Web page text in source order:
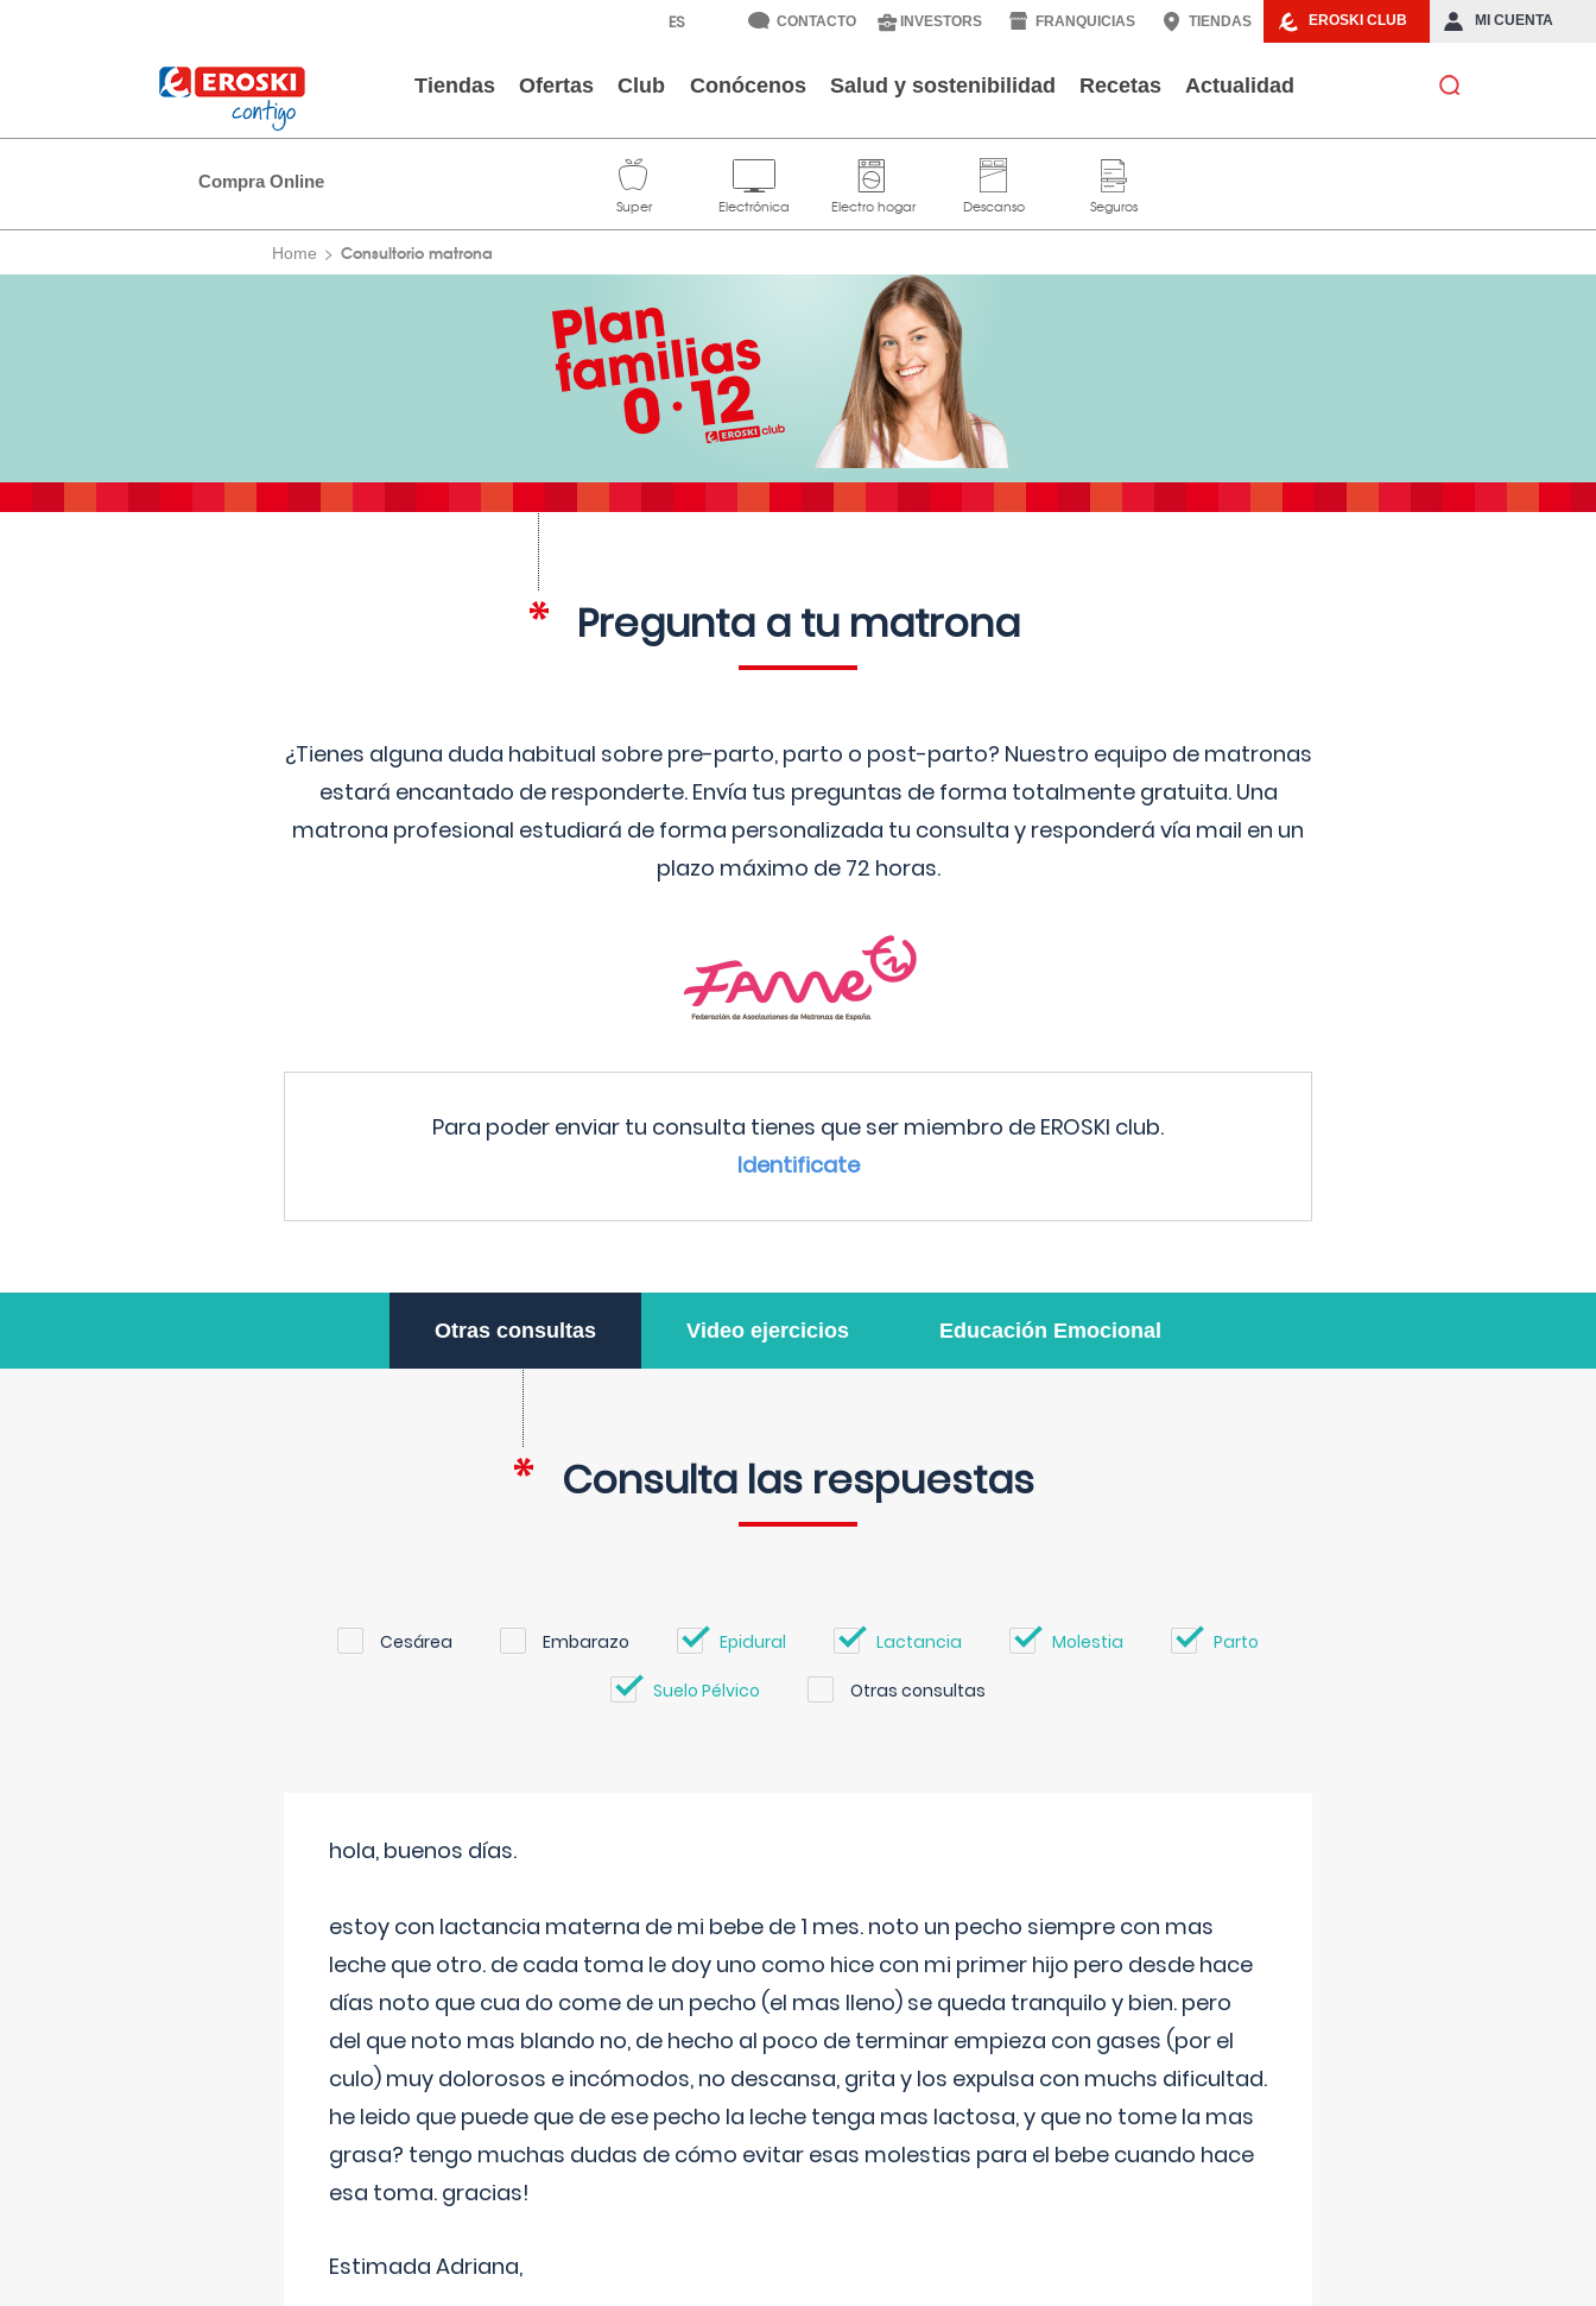
EROSKI CLUB MI CUENTA
CONTACTO INVESTORS FRANQUICIAS TIENDAS
Tiendas Ofertas Club Conócenos Salud y sostenibilidad Recetas Actualidad
Compra Online
Home Consultorio matrona
Pregunta a tu matrona
¿Tienes alguna duda habitual sobre pre-parto, parto o post-parto? Nuestro equipo de matronas
estará encantado de responderte. Envía tus preguntas de forma totalmente gratuita. Una
matrona profesional estudiará de forma personalizada tu consulta y responderá vía mail en un
plazo máximo de 72 horas.
Para poder enviar tu consulta tienes que ser miembro de EROSKI club.
Identificate
Otras consultas Video ejercicios Educación Emocional
Consulta las respuestas
Cesárea Embarazo Epidural Lactancia Molestia Parto
Suelo Pélvico Otras consultas
hola, buenos días.
estoy con lactancia materna de mi bebe de 1 mes. noto un pecho siempre con mas
leche que otro. de cada toma le doy uno como hice con mi primer hijo pero desde hace
días noto que cua do come de un pecho (el mas lleno) se queda tranquilo y bien. pero
del que noto mas blando no, de hecho al poco de terminar empieza con gases (por el
culo) muy dolorosos e incómodos, no descansa, grita y los expulsa con muchs dificultad.
he leido que puede que de ese pecho la leche tenga mas lactosa, y que no tome la mas
grasa? tengo muchas dudas de cómo evitar esas molestias para el bebe cuando hace
esa toma. gracias!
Estimada Adriana,